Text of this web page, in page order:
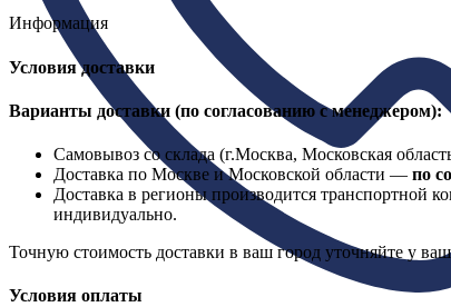
Информация
Условия доставки
Варианты доставки (по согласованию с менеджером):
Самовывоз со склада (г.Москва, Московская
Доставка по Москве и Московской области — по
Доставка в регионы производится транспортной
индивидуально.
Точную стоимость доставки в ваш город уточняйте у
Условия оплаты